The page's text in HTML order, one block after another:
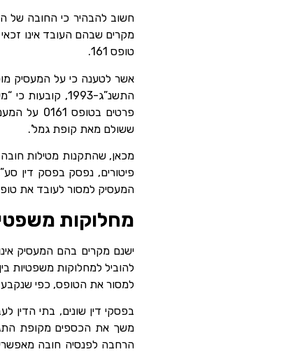
מקרים שבהם העובד אינו
טופס 161.
אשר לטענה כי על המעסיק
ששולם מאת קופת גמל’.
פיטורים, נפסק בפסק דין סע”ש (אזורי
המעסיק למסור לעובד את טופס
מחלוקות
להוביל למחלוקות משפטיות
למסור את הטופס, כפי שנקבע בסע”ש (חי’) 40372-11-14, שם נדחתה
בפסקי דין שונים, בתי הדין
הרחבה לפנסיה חובה